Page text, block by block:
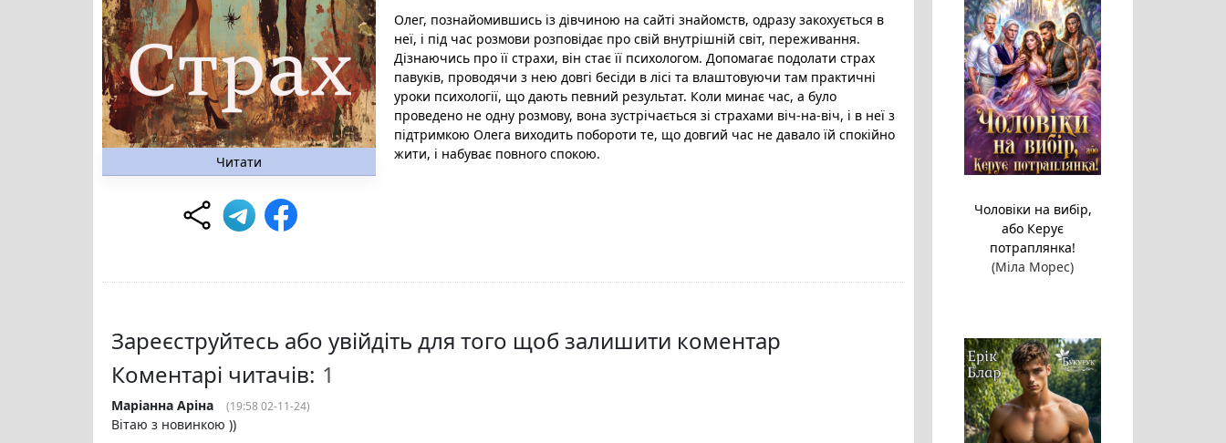
Читати
Олег, познайомившись із дівчиною на сайті знайомств, одразу закохується в
неї, і під час розмови розповідає про свій внутрішній світ, переживання.
Дізнаючись про її страхи, він стає її психологом. Допомагає подолати страх
павуків, проводячи з нею довгі бесіди в лісі та влаштовуючи там практичні
уроки психології, що дають певний результат. Коли минає час, а було
проведено не одну розмову, вона зустрічається зі страхами віч-на-віч, і в неї з
підтримкою Олега виходить побороти те, що довгий час не давало їй спокійно
жити, і набуває повного спокою.
Зареєструйтесь або увійдіть для того щоб залишити коментар
Коментарі читачів:
Маріанна Аріна (19:58 02-11-24)
Вітаю з новинкою ))
Чоловіки на вибір,
або Керує
потраплянка!
(Міла Морес)